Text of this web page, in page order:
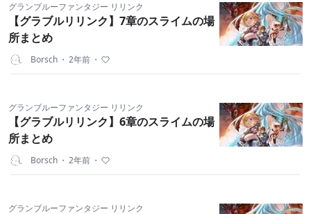
グランブルーファンタジー リリンク
【グラブルリリンク】7章のスライムの場
所まとめ
Borsch ・ 2年前 ・
グランブルーファンタジー リリンク
【グラブルリリンク】6章のスライムの場
所まとめ
Borsch ・ 2年前 ・
グランブルーファンタジー リリンク